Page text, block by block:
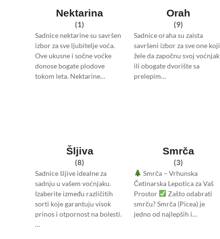
Nektarina
(1)
Sadnice nektarine su savršen
izbor za sve ljubitelje voća.
Ove ukusne i sočne voćke
donose bogate plodove
tokom leta. Nektarine…
Orah
(9)
Sadnice oraha su zaista
savršeni izbor za sve one koji
žele da započnu svoj voćnjak
ili obogate dvorište sa
prelepim…
Šljiva
(8)
Sadnice šljive idealne za
sadnju u vašem voćnjaku.
Izaberite između različitih
sorti koje garantuju visok
prinos i otpornost na bolesti.
…
Smrča
(3)
Smrča – Vrhunska
Četinarska Lepotica za Vaš
Prostor
Zašto odabrati
smrču? Smrča (Picea) je
jedno od najlepših i…